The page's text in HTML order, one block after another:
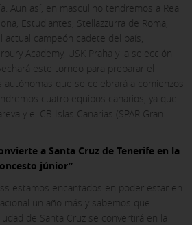
Aun así, en masculino tendremos a Real
Estudiantes, Stellazzurra de Roma,
campeón cadete del país,
Academy, USK Praha y la selección
este torneo para preparar el
autónomas que se celebrará a comienzos
cuatro equipos canarios, ya que
y el CB Islas Canarias (SPAR Gran
a Santa Cruz de Tenerife en la
júnior”
estamos encantados en poder estar en
un año más y sabemos que
de Santa Cruz se convertirá en la